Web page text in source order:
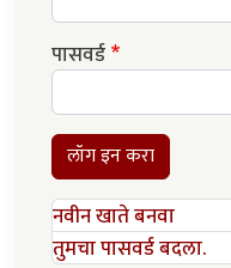
पासवर्ड
लॉग इन करा
नवीन खाते बनवा
तुमचा पासवर्ड बदला.